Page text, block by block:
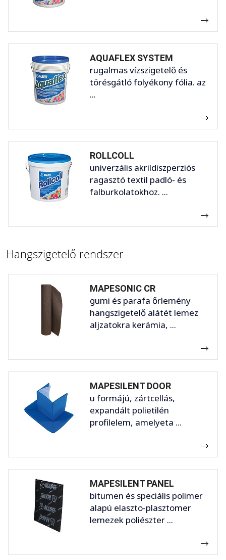
AQUAFLEX SYSTEM
rugalmas vízszigetelő és
törésgátló folyékony fólia. az
...
ROLLCOLL
univerzális akrildiszperziós
ragasztó textil padló- és
falburkolatokhoz. ...
Hangszigetelő rendszer
MAPESONIC CR
gumi és parafa őrlemény
hangszigetelő alátét lemez
aljzatokra kerámia, ...
MAPESILENT DOOR
u formájú, zártcellás,
expandált polietilén
profilelem, amelyeta ...
MAPESILENT PANEL
bitumen és speciális polimer
alapú elaszto-plasztomer
lemezek poliészter ...